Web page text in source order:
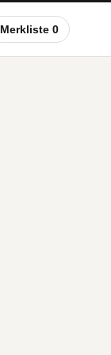
Merkliste 0